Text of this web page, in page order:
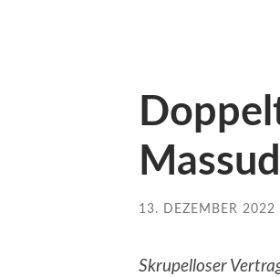
13. DEZEMBER 2022
Skrupelloser